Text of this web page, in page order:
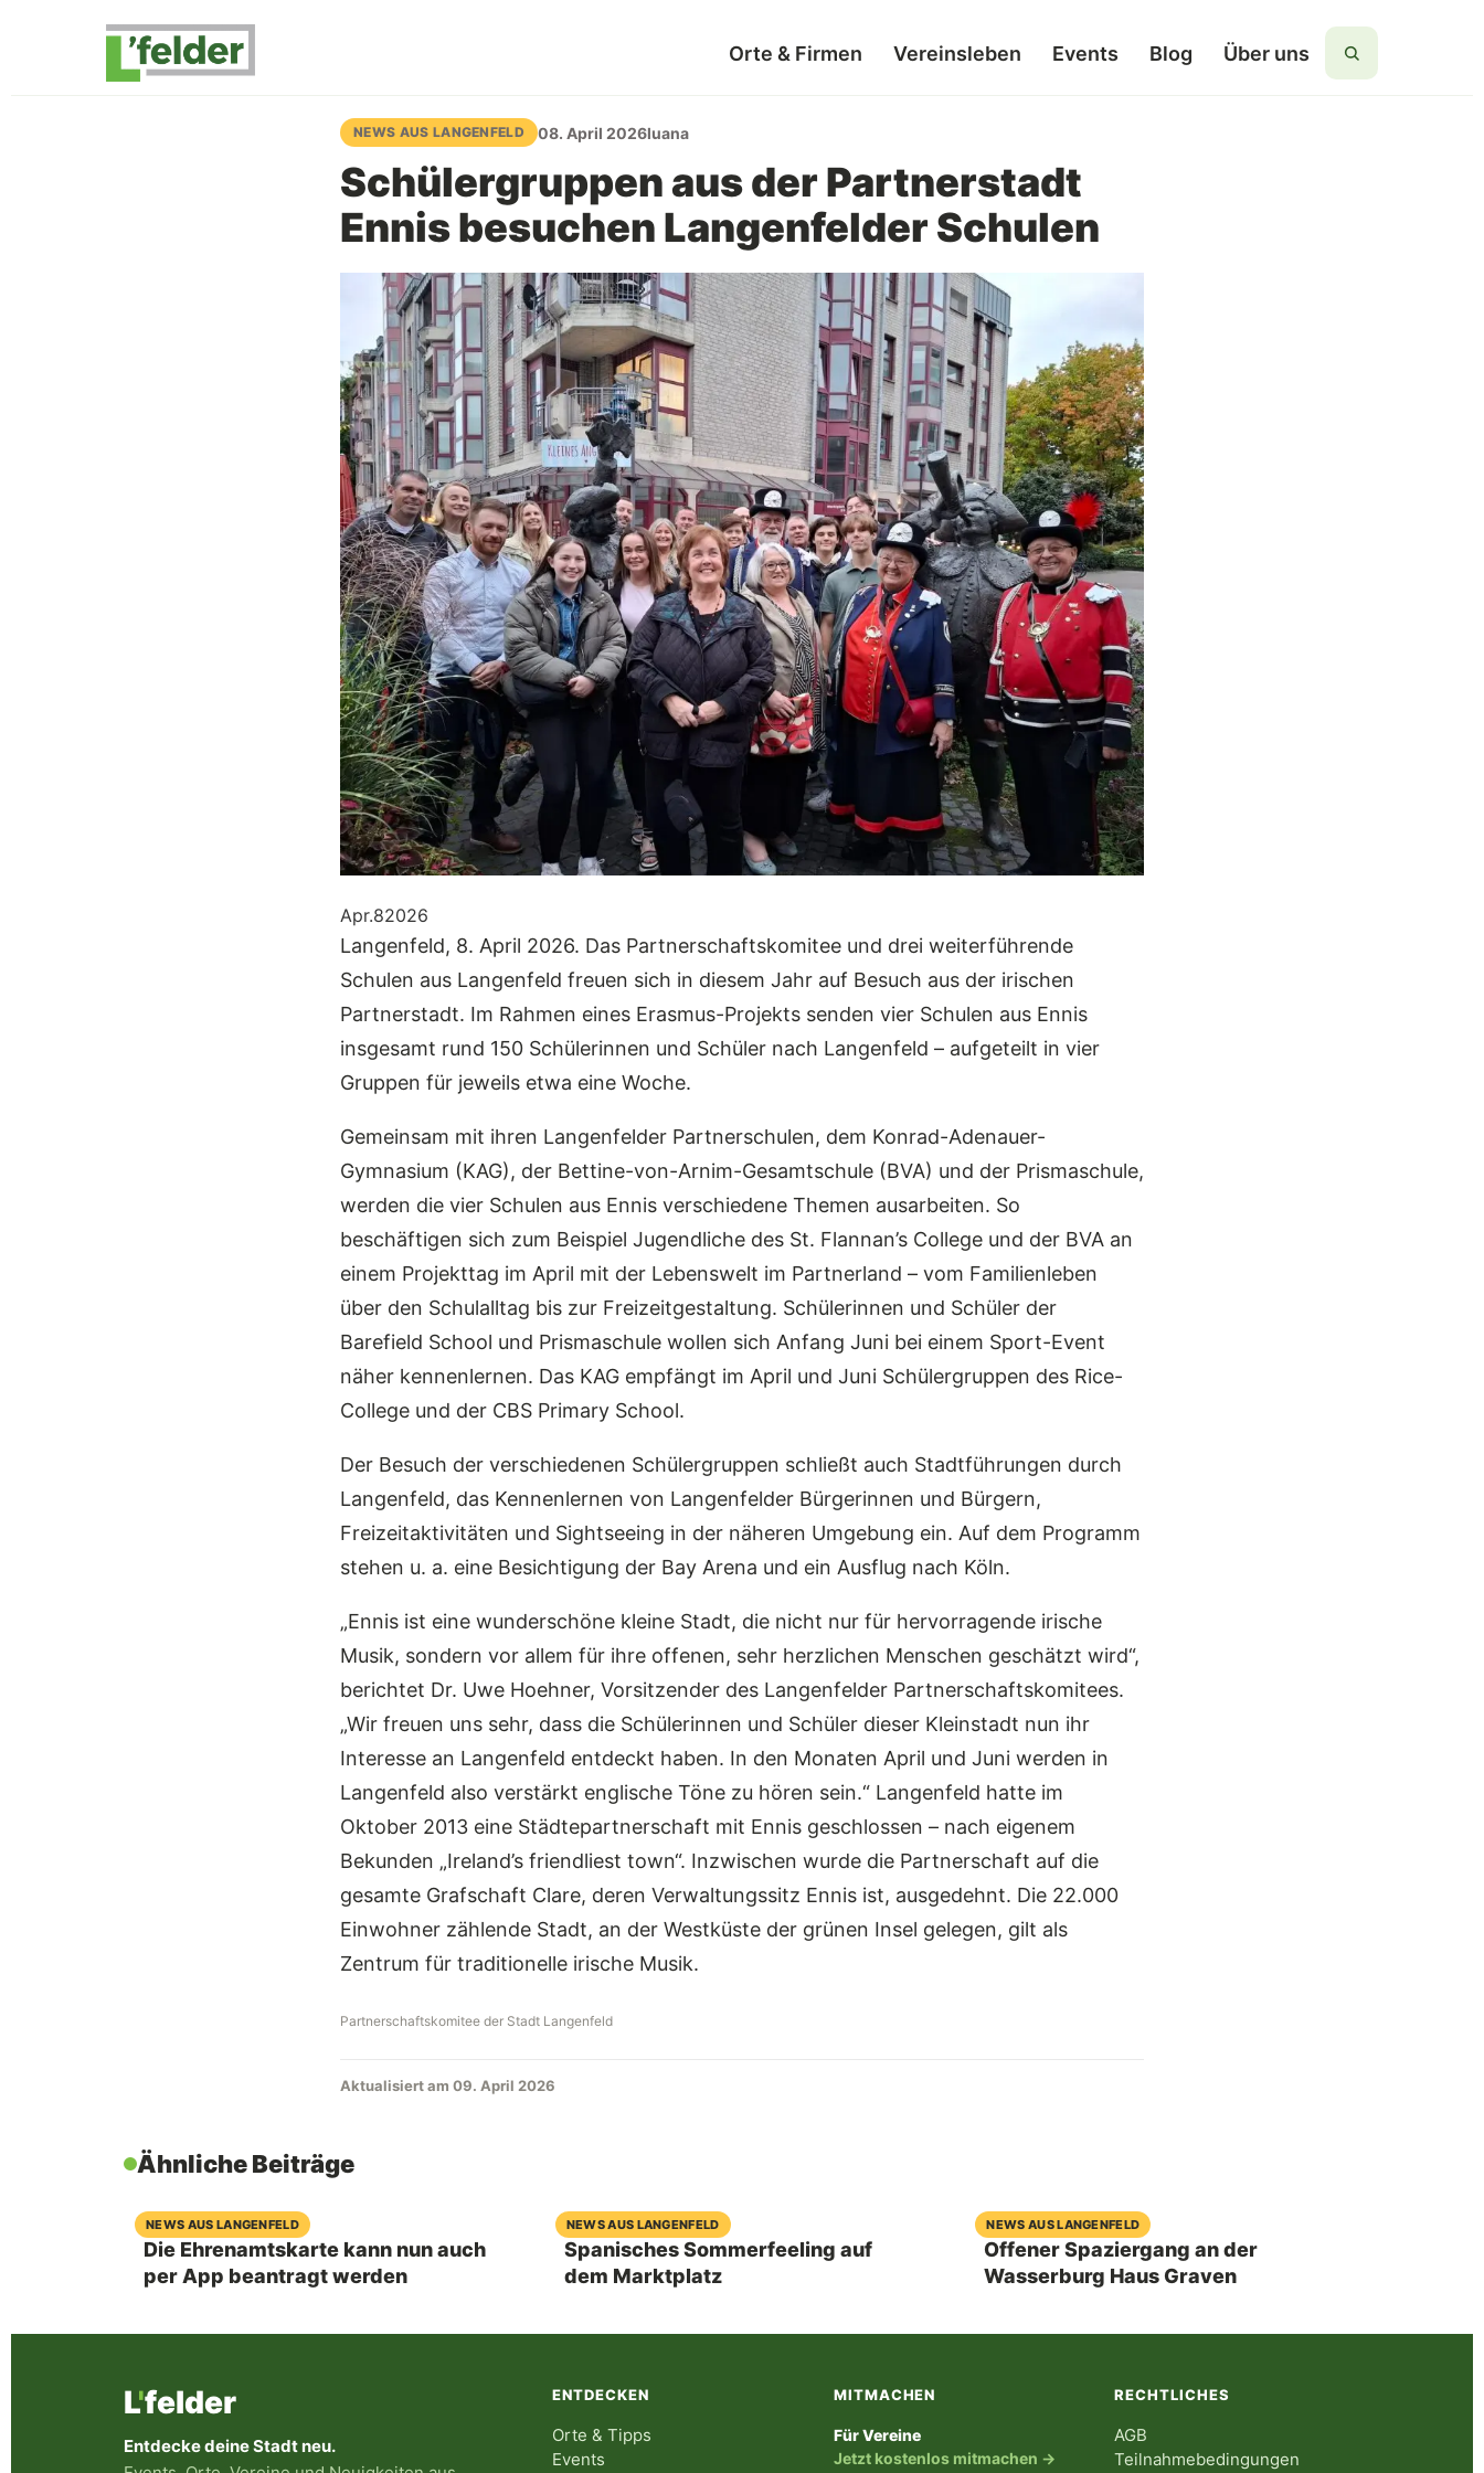
Orte & Firmen Vereinsleben Events Blog Über uns
NEWS AUS LANGENFELD 08. April 2026luana
Schülergruppen aus der Partnerstadt
Ennis besuchen Langenfelder Schulen
Apr.82026
Langenfeld, 8. April 2026. Das Partnerschaftskomitee und drei weiterführende
Schulen aus Langenfeld freuen sich in diesem Jahr auf Besuch aus der irischen
Partnerstadt. Im Rahmen eines Erasmus-Projekts senden vier Schulen aus Ennis
insgesamt rund 150 Schülerinnen und Schüler nach Langenfeld – aufgeteilt in vier
Gruppen für jeweils etwa eine Woche.
Gemeinsam mit ihren Langenfelder Partnerschulen, dem Konrad-Adenauer-
Gymnasium (KAG), der Bettine-von-Arnim-Gesamtschule (BVA) und der Prismaschule,
werden die vier Schulen aus Ennis verschiedene Themen ausarbeiten. So
beschäftigen sich zum Beispiel Jugendliche des St. Flannan’s College und der BVA an
einem Projekttag im April mit der Lebenswelt im Partnerland – vom Familienleben
über den Schulalltag bis zur Freizeitgestaltung. Schülerinnen und Schüler der
Barefield School und Prismaschule wollen sich Anfang Juni bei einem Sport-Event
näher kennenlernen. Das KAG empfängt im April und Juni Schülergruppen des Rice-
College und der CBS Primary School.
Der Besuch der verschiedenen Schülergruppen schließt auch Stadtführungen durch
Langenfeld, das Kennenlernen von Langenfelder Bürgerinnen und Bürgern,
Freizeitaktivitäten und Sightseeing in der näheren Umgebung ein. Auf dem Programm
stehen u. a. eine Besichtigung der Bay Arena und ein Ausflug nach Köln.
„Ennis ist eine wunderschöne kleine Stadt, die nicht nur für hervorragende irische
Musik, sondern vor allem für ihre offenen, sehr herzlichen Menschen geschätzt wird“,
berichtet Dr. Uwe Hoehner, Vorsitzender des Langenfelder Partnerschaftskomitees.
„Wir freuen uns sehr, dass die Schülerinnen und Schüler dieser Kleinstadt nun ihr
Interesse an Langenfeld entdeckt haben. In den Monaten April und Juni werden in
Langenfeld also verstärkt englische Töne zu hören sein.“ Langenfeld hatte im
Oktober 2013 eine Städtepartnerschaft mit Ennis geschlossen – nach eigenem
Bekunden „Ireland’s friendliest town“. Inzwischen wurde die Partnerschaft auf die
gesamte Grafschaft Clare, deren Verwaltungssitz Ennis ist, ausgedehnt. Die 22.000
Einwohner zählende Stadt, an der Westküste der grünen Insel gelegen, gilt als
Zentrum für traditionelle irische Musik.
Partnerschaftskomitee der Stadt Langenfeld
Aktualisiert am 09. April 2026
Ähnliche Beiträge
NEWS AUS LANGENFELD
07. August 2026
Die Ehrenamtskarte kann nun auch
per App beantragt werden
NEWS AUS LANGENFELD
06. August 2026
Spanisches Sommerfeeling auf
dem Marktplatz
NEWS AUS LANGENFELD
04. August 2026
Offener Spaziergang an der
Wasserburg Haus Graven
L'felder
Entdecke deine Stadt neu.
ENTDECKEN
Orte & Tipps
Events
MITMACHEN
Für Vereine
Jetzt kostenlos mitmachen →
RECHTLICHES
AGB
Teilnahmebedingungen